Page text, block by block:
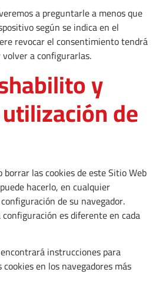
a preguntarle a menos que
según se indica en el
revocar el consentimiento tendrá
a configurarlas.
y
de
las cookies de este Sitio Web
hacerlo, en cualquier
de su navegador.
es diferente en cada
instrucciones para
en los navegadores más